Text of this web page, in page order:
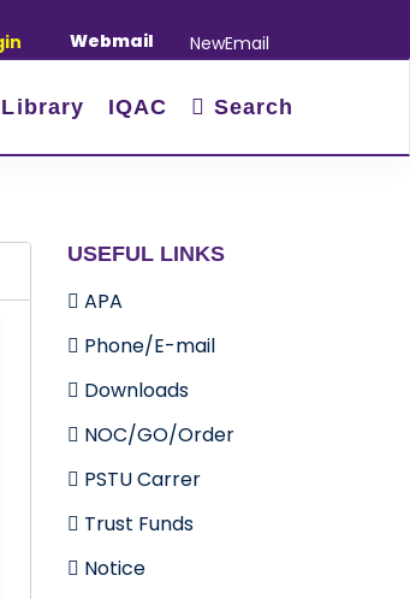
সভা ও দোয়া অনুষ্ঠান সংক্রান্ত|January-June/2025
Webmail NewEmail
Library IQAC Search
USEFUL LINKS
APA
Phone/E-mail
Downloads
NOC/GO/Order
PSTU Carrer
Trust Funds
Notice